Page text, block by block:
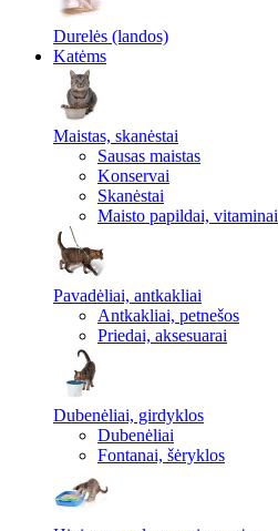
Durelės (landos)
Katėms
Maistas, skanėstai
Sausas maistas
Konservai
Skanėstai
Maisto papildai, vitaminai
Pavadėliai, antkakliai
Antkakliai, petnešos
Priedai, aksesuarai
Dubenėliai, girdyklos
Dubenėliai
Fontanai, šėryklos